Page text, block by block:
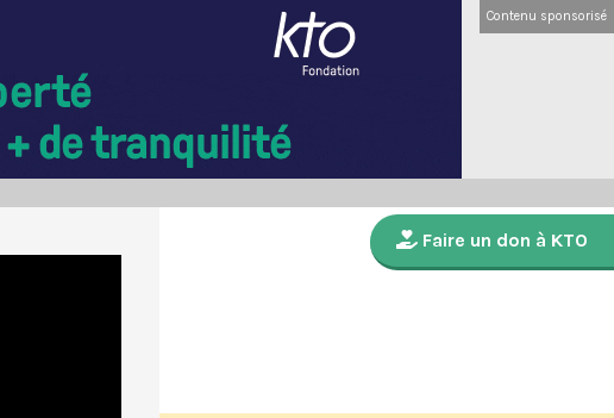
Contenu sponsorisé
Faire un don à KTO